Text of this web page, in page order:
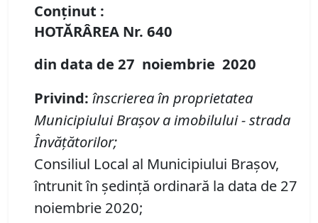
Conținut :
HOTĂRÂREA Nr. 640
din data de 27 noiembrie 2020
Privind: înscrierea în proprietatea
Municipiului Brașov a imobilului-strada
Învățătorilor;
Consiliul Local al Municipiului Brașov,
întrunit în ședință ordinară la data de 27
noiembrie 2020;